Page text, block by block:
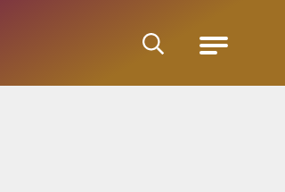
Cerca Menu